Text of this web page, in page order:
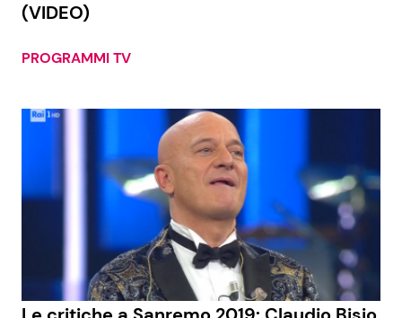
(VIDEO)
PROGRAMMI TV